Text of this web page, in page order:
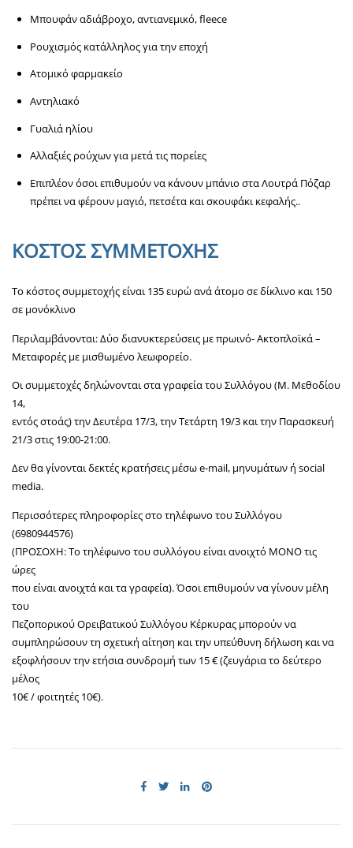
Μπουφάν αδιάβροχο, αντιανεμικό, fleece
Ρουχισμός κατάλληλος για την εποχή
Ατομικό φαρμακείο
Αντηλιακό
Γυαλιά ηλίου
Αλλαξιές ρούχων για μετά τις πορείες
Επιπλέον όσοι επιθυμούν να κάνουν μπάνιο στα Λουτρά Πόζαρ
πρέπει να φέρουν μαγιό, πετσέτα και σκουφάκι κεφαλής..
ΚΟΣΤΟΣ ΣΥΜΜΕΤΟΧΗΣ
Το κόστος συμμετοχής είναι 135 ευρώ ανά άτομο σε δίκλινο και 150
σε μονόκλινο
Περιλαμβάνονται: Δύο διανυκτερεύσεις με πρωινό- Ακτοπλοϊκά –
Μεταφορές με μισθωμένο λεωφορείο.
Οι συμμετοχές δηλώνονται στα γραφεία του Συλλόγου (Μ. Μεθοδίου
14,
εντός στοάς) την Δευτέρα 17/3, την Τετάρτη 19/3 και την Παρασκευή
21/3 στις 19:00-21:00.
Δεν θα γίνονται δεκτές κρατήσεις μέσω e-mail, μηνυμάτων ή social
media.
Περισσότερες πληροφορίες στο τηλέφωνο του Συλλόγου
(6980944576)
(ΠΡΟΣΟΧΗ: Το τηλέφωνο του συλλόγου είναι ανοιχτό ΜΟΝΟ τις
ώρες
που είναι ανοιχτά και τα γραφεία). Όσοι επιθυμούν να γίνουν μέλη
του
Πεζοπορικού Ορειβατικού Συλλόγου Κέρκυρας μπορούν να
συμπληρώσουν τη σχετική αίτηση και την υπεύθυνη δήλωση και να
εξοφλήσουν την ετήσια συνδρομή των 15 € (ζευγάρια το δεύτερο
μέλος
10€ / φοιτητές 10€).